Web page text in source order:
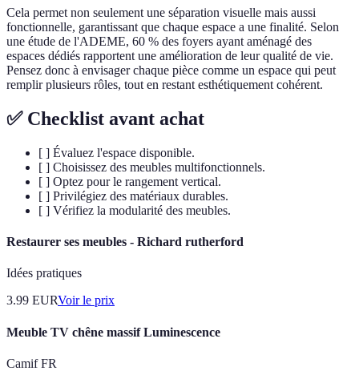
Cela permet non seulement une séparation visuelle mais aussi
fonctionnelle, garantissant que chaque espace a une finalité. Selon
une étude de l'ADEME, 60 % des foyers ayant aménagé des
espaces dédiés rapportent une amélioration de leur qualité de vie.
Pensez donc à envisager chaque pièce comme un espace qui peut
remplir plusieurs rôles, tout en restant esthétiquement cohérent.
✅ Checklist avant achat
[ ] Évaluez l'espace disponible.
[ ] Choisissez des meubles multifonctionnels.
[ ] Optez pour le rangement vertical.
[ ] Privilégiez des matériaux durables.
[ ] Vérifiez la modularité des meubles.
Restaurer ses meubles - Richard rutherford
Idées pratiques
3.99 EURVoir le prix
Meuble TV chêne massif Luminescence
Camif FR